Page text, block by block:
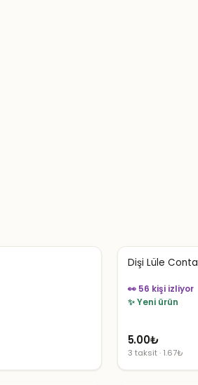
Dişi Lüle Conta
👀 56 kişi izliyor
✨ Yeni ürün
5.00₺
3 taksit · 1.67₺